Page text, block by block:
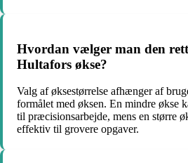
Hvordan vælger man den
Hultafors økse?
Valg af øksestørrelse afhænger af
formålet med øksen. En mindre økse
til præcisionsarbejde, mens en større
effektiv til grovere opgaver.